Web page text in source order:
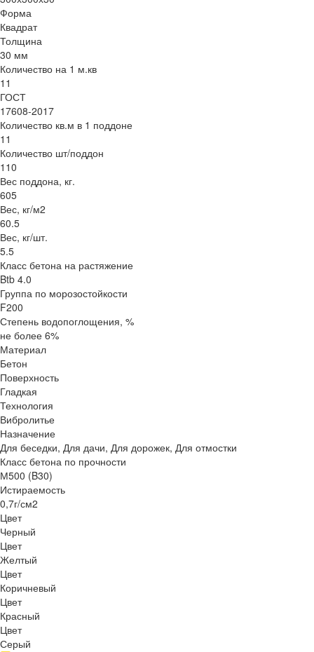
Форма
Квадрат
Толщина
30 мм
Количество на 1 м.кв
11
ГОСТ
17608-2017
Количество кв.м в 1 поддоне
11
Количество шт/поддон
110
Вес поддона, кг.
605
Вес, кг/м2
60.5
Вес, кг/шт.
5.5
Класс бетона на растяжение
Btb 4.0
Группа по морозостойкости
F200
Степень водопоглощения, %
не более 6%
Материал
Бетон
Поверхность
Гладкая
Технология
Вибролитье
Назначение
Для беседки, Для дачи, Для дорожек, Для отмостки
Класс бетона по прочности
М500 (B30)
Истираемость
0,7г/см2
Цвет
Черный
Цвет
Желтый
Цвет
Коричневый
Цвет
Красный
Цвет
Серый